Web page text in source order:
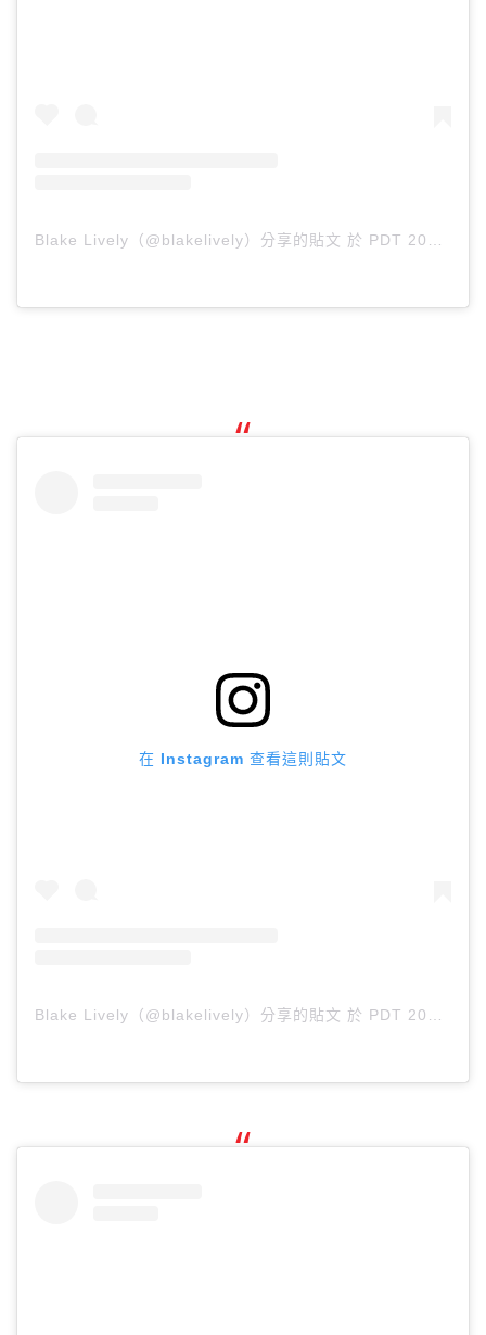
Blake Lively（@blakelively）分享的貼文 於 PDT 2018 年 8月 月 24 日 上午 9:02
在 Instagram 查看這則貼文
Blake Lively（@blakelively）分享的貼文 於 PDT 2018 年 8月 月 22 日 下午 5:21